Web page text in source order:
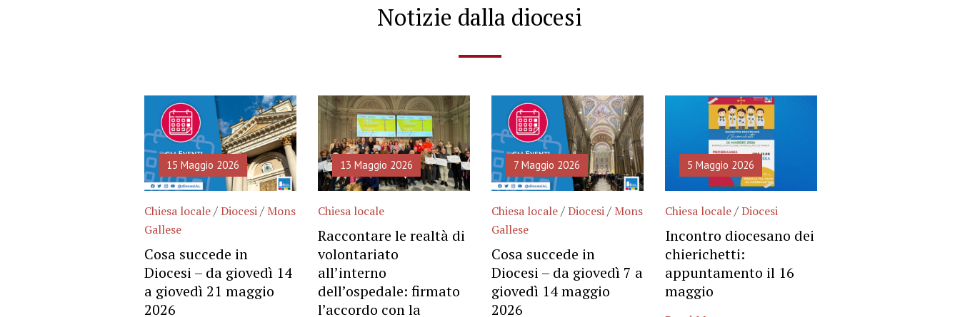
Notizie dalla diocesi
15 Maggio 2026
Chiesa locale/Diocesi/ Mons
Gallese
Cosa succede in
Diocesi – da giovedì 14
a giovedì 21 maggio
2026
13 Maggio 2026
Chiesa locale
Raccontare le realtà di
volontariato
all’interno
dell’ospedale: firmato
l’accordo con la
7 Maggio 2026
Chiesa locale/Diocesi/ Mons
Gallese
Cosa succede in
Diocesi – da giovedì 7 a
giovedì 14 maggio
2026
5 Maggio 2026
Chiesa locale/Diocesi
Incontro diocesano dei
chierichetti:
appuntamento il 16
maggio